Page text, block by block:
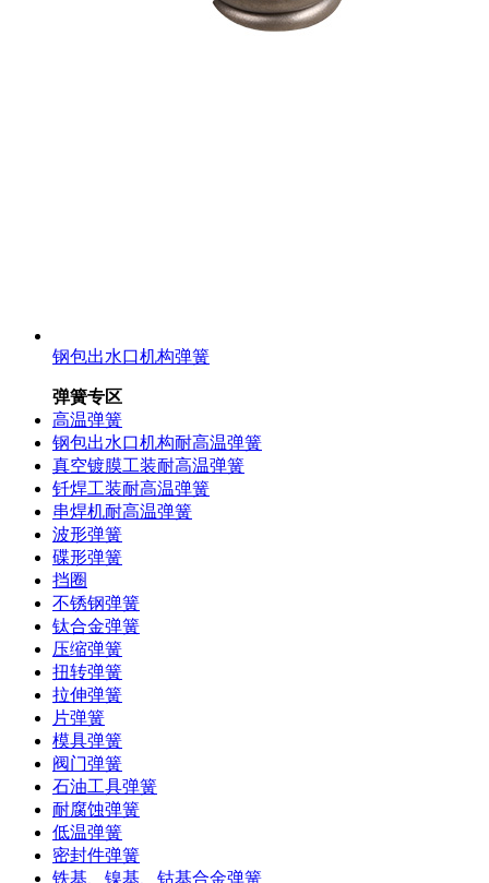
钢包出水口机构弹簧
弹簧专区
高温弹簧
钢包出水口机构耐高温弹簧
真空镀膜工装耐高温弹簧
钎焊工装耐高温弹簧
串焊机耐高温弹簧
波形弹簧
碟形弹簧
挡圈
不锈钢弹簧
钛合金弹簧
压缩弹簧
扭转弹簧
拉伸弹簧
片弹簧
模具弹簧
阀门弹簧
石油工具弹簧
耐腐蚀弹簧
低温弹簧
密封件弹簧
铁基、镍基、钴基合金弹簧